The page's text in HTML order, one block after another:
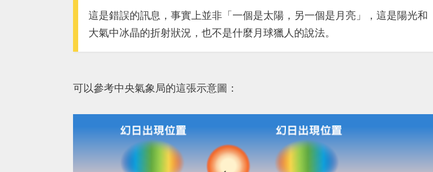
這是錯誤的訊息，事實上並非「一個是太陽，另一個是月亮」，這是陽光和
大氣中冰晶的折射狀況，也不是什麼月球獵人的說法。
可以參考中央氣象局的這張示意圖：